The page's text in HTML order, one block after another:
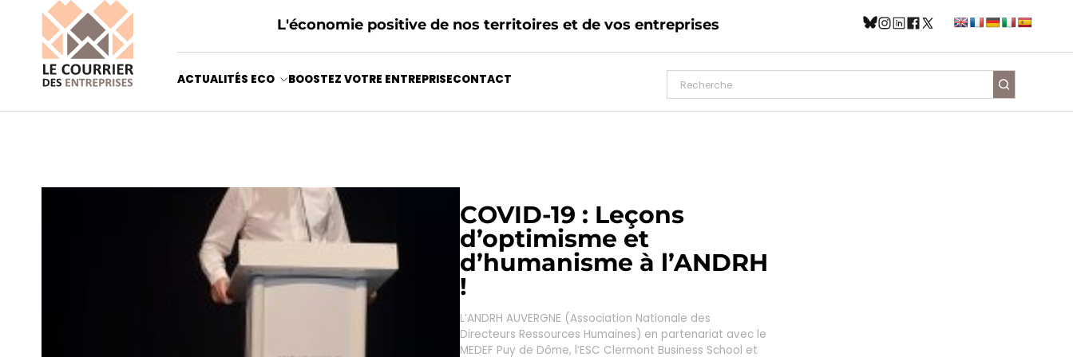
L'économie positive de nos territoires et de vos entreprises
ACTUALITÉS ECO BOOSTEZ VOTRE ENTREPRISECONTACT
COVID-19 : Leçons
d’optimisme et
d’humanisme à l’ANDRH
!
L’ANDRH AUVERGNE (Association Nationale des
Directeurs Ressources Humaines) en partenariat avec le
MEDEF Puy de Dôme, l’ESC Clermont Business School et